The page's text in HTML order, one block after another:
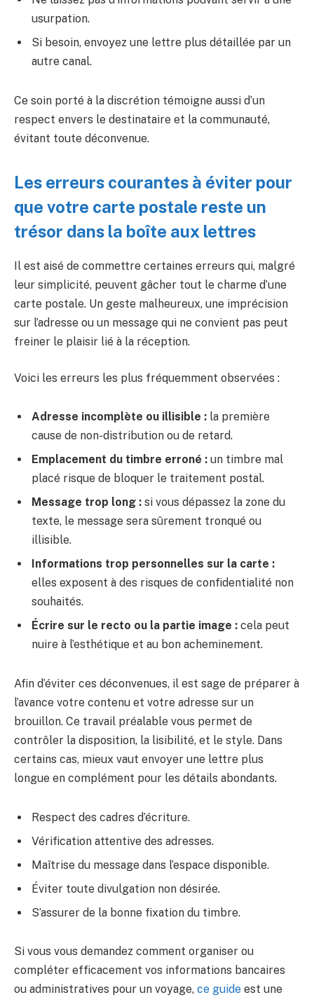
usurpation.
Si besoin, envoyez une lettre plus détaillée par un
autre canal.
Ce soin porté à la discrétion témoigne aussi d’un
respect envers le destinataire et la communauté,
évitant toute déconvenue.
Les erreurs courantes à éviter pour
que votre carte postale reste un
trésor dans la boîte aux lettres
Il est aisé de commettre certaines erreurs qui, malgré
leur simplicité, peuvent gâcher tout le charme d’une
carte postale. Un geste malheureux, une imprécision
sur l’adresse ou un message qui ne convient pas peut
freiner le plaisir lié à la réception.
Voici les erreurs les plus fréquemment observées :
Adresse incomplète ou illisible : la première
cause de non-distribution ou de retard.
Emplacement du timbre erroné : un timbre mal
placé risque de bloquer le traitement postal.
Message trop long : si vous dépassez la zone du
texte, le message sera sûrement tronqué ou
illisible.
Informations trop personnelles sur la carte :
elles exposent à des risques de confidentialité non
souhaités.
Écrire sur le recto ou la partie image : cela peut
nuire à l’esthétique et au bon acheminement.
Afin d’éviter ces déconvenues, il est sage de préparer à
l’avance votre contenu et votre adresse sur un
brouillon. Ce travail préalable vous permet de
contrôler la disposition, la lisibilité, et le style. Dans
certains cas, mieux vaut envoyer une lettre plus
longue en complément pour les détails abondants.
Respect des cadres d’écriture.
Vérification attentive des adresses.
Maîtrise du message dans l’espace disponible.
Éviter toute divulgation non désirée.
S’assurer de la bonne fixation du timbre.
Si vous vous demandez comment organiser ou
compléter efficacement vos informations bancaires
ou administratives pour un voyage, ce guide est une